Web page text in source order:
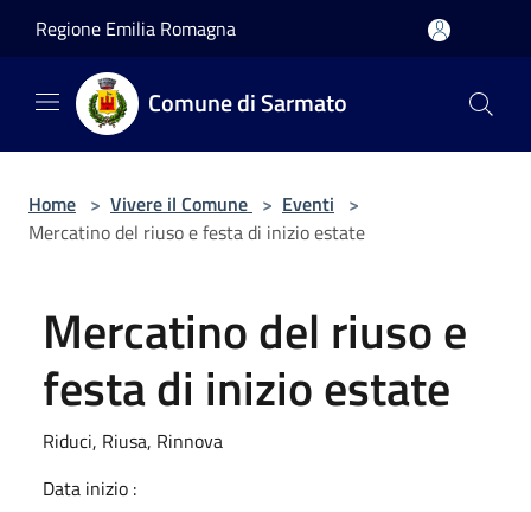
Regione Emilia Romagna
Comune di Sarmato
Home > Vivere il Comune > Eventi >
Mercatino del riuso e festa di inizio estate
Mercatino del riuso e
festa di inizio estate
Riduci, Riusa, Rinnova
Data inizio :